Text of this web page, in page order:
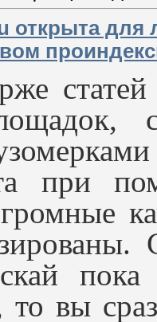
открыта
при
то вы